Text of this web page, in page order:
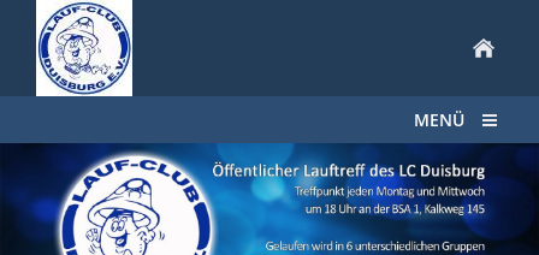
MENÜ